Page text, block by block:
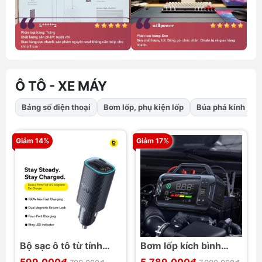
Ô TÔ - XE MÁY
Bảng số điện thoại Bơm lốp, phụ kiện lốp Búa phá kính
Giảm 14%
Bộ sạc ô tô từ tính
Baseus PrimeTrip VP2
Giảm 17%
Bơm lốp kích bình
Baseus PrimeTrip VJ1